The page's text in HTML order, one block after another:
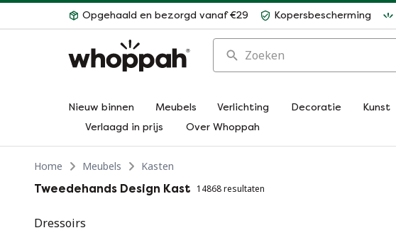
Opgehaald en bezorgd vanaf €29 Kopersbescherming
Zoeken
Nieuw binnen Meubels Verlichting Decoratie Kunst
Verlaagd in prijs
Over Whoppah
Home Meubels
Kasten
Tweedehands Design Kast 14868 resultaten
Dressoirs